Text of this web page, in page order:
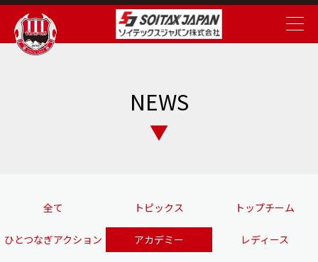
NEWS
全て トピックス トップチーム
ひとつなぎアクション アカデミー レディース